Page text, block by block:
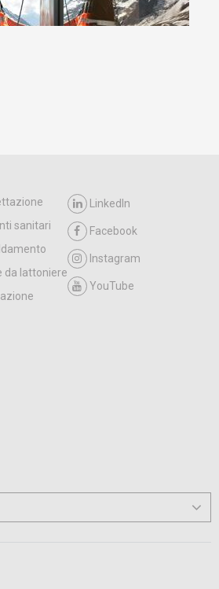
sanitari
da lattoniere
LinkedIn
Facebook
Instagram
YouTube